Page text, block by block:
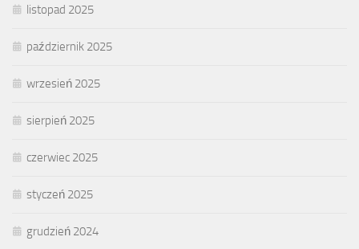
listopad 2025
październik 2025
wrzesień 2025
sierpień 2025
czerwiec 2025
styczeń 2025
grudzień 2024